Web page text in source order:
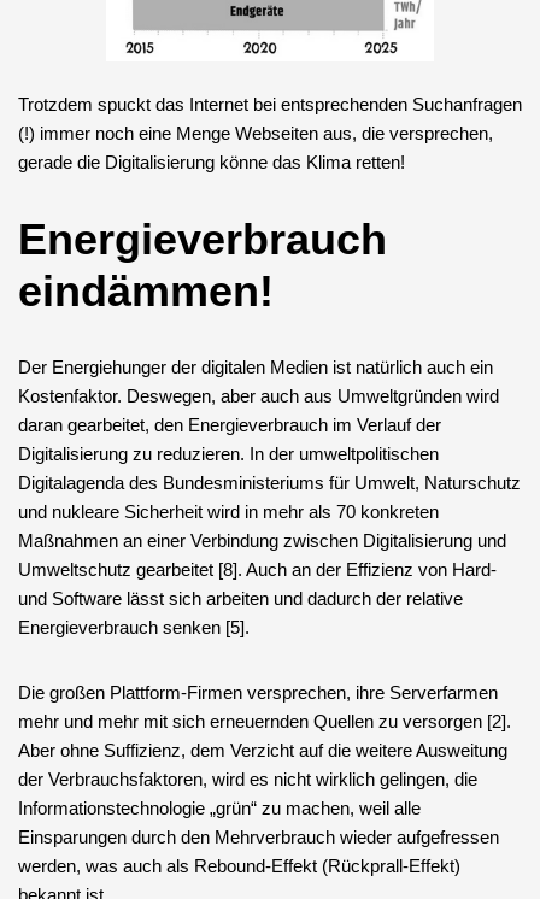
Trotzdem spuckt das Internet bei entsprechenden Suchanfragen
(!) immer noch eine Menge Webseiten aus, die versprechen,
gerade die Digitalisierung könne das Klima retten!
Energieverbrauch
eindämmen!
Der Energiehunger der digitalen Medien ist natürlich auch ein
Kostenfaktor. Deswegen, aber auch aus Umweltgründen wird
daran gearbeitet, den Energieverbrauch im Verlauf der
Digitalisierung zu reduzieren. In der umweltpolitischen
Digitalagenda des Bundesministeriums für Umwelt, Naturschutz
und nukleare Sicherheit wird in mehr als 70 konkreten
Maßnahmen an einer Verbindung zwischen Digitalisierung und
Umweltschutz gearbeitet [8]. Auch an der Effizienz von Hard-
und Software lässt sich arbeiten und dadurch der relative
Energieverbrauch senken [5].
Die großen Plattform-Firmen versprechen, ihre Serverfarmen
mehr und mehr mit sich erneuernden Quellen zu versorgen [2].
Aber ohne Suffizienz, dem Verzicht auf die weitere Ausweitung
der Verbrauchsfaktoren, wird es nicht wirklich gelingen, die
Informationstechnologie „grün“ zu machen, weil alle
Einsparungen durch den Mehrverbrauch wieder aufgefressen
werden, was auch als Rebound-Effekt (Rückprall-Effekt)
bekannt ist.